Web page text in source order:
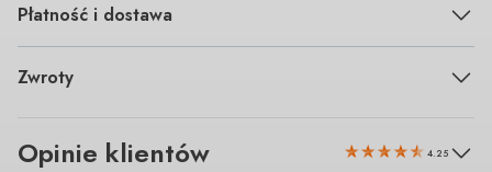
Płatność i dostawa
Zwroty
Opinie klientów 4.25